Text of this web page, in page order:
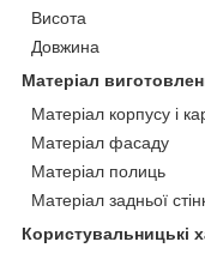
Висота
Довжина
Матеріал
Матеріал корпусу і
Матеріал фасаду
Матеріал полиць
Матеріал задньої
Користувальницькі